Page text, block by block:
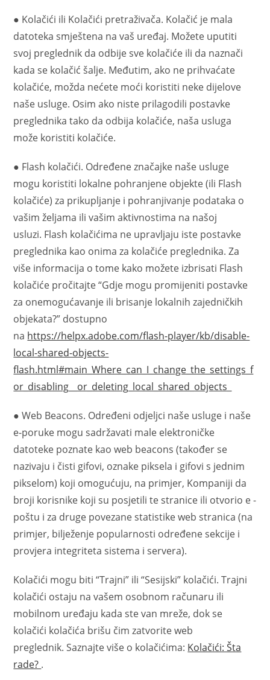
● Kolačići ili Kolačići pretraživača. Kolačić je mala
datoteka smještena na vaš uređaj. Možete uputiti
svoj preglednik da odbije sve kolačiće ili da naznači
kada se kolačić šalje. Međutim, ako ne prihvaćate
kolačiće, možda nećete moći koristiti neke dijelove
naše usluge. Osim ako niste prilagodili postavke
preglednika tako da odbija kolačiće, naša usluga
može koristiti kolačiće.
● Flash kolačići. Određene značajke naše usluge
mogu koristiti lokalne pohranjene objekte (ili Flash
kolačiće) za prikupljanje i pohranjivanje podataka o
vašim željama ili vašim aktivnostima na našoj
usluzi. Flash kolačićima ne upravljaju iste postavke
preglednika kao onima za kolačiće preglednika. Za
više informacija o tome kako možete izbrisati Flash
kolačiće pročitajte “Gdje mogu promijeniti postavke
za onemogućavanje ili brisanje lokalnih zajedničkih
objekata?” dostupno
na https://helpx.adobe.com/flash-player/kb/disable-
local-shared-objects-
flash.html#main_Where_can_I_change_the_settings_f
or_disabling__or_deleting_local_shared_objects_
● Web Beacons. Određeni odjeljci naše usluge i naše
e-poruke mogu sadržavati male elektroničke
datoteke poznate kao web beacons (također se
nazivaju i čisti gifovi, oznake piksela i gifovi s jednim
pikselom) koji omogućuju, na primjer, Kompaniji da
broji korisnike koji su posjetili te stranice ili otvorio e -
poštu i za druge povezane statistike web stranica (na
primjer, bilježenje popularnosti određene sekcije i
provjera integriteta sistema i servera).
Kolačići mogu biti “Trajni” ili “Sesijski” kolačići. Trajni
kolačići ostaju na vašem osobnom računaru ili
mobilnom uređaju kada ste van mreže, dok se
kolačići kolačića brišu čim zatvorite web
preglednik. Saznajte više o kolačićima: Kolačići: Šta
rade? .